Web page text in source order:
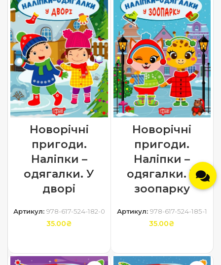
Новорічні
пригоди.
Наліпки –
одягалки. У
дворі
Артикул: 978-617-524-182-0
35.00₴
Новорічні
пригоди.
Наліпки –
одягалки. У
зоопарку
Артикул: 978-617-524-185-1
35.00₴